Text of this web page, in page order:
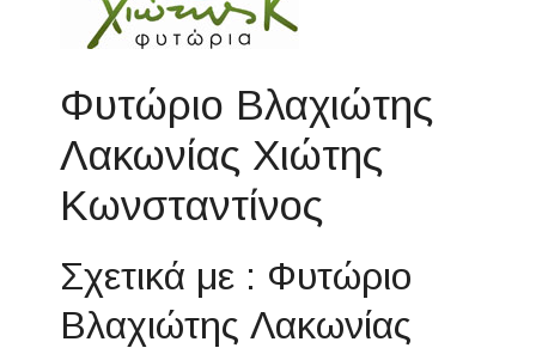
Φυτώριο Βλαχιώτης
Λακωνίας Χιώτης
Κωνσταντίνος
Σχετικά με : Φυτώριο
Βλαχιώτης Λακωνίας